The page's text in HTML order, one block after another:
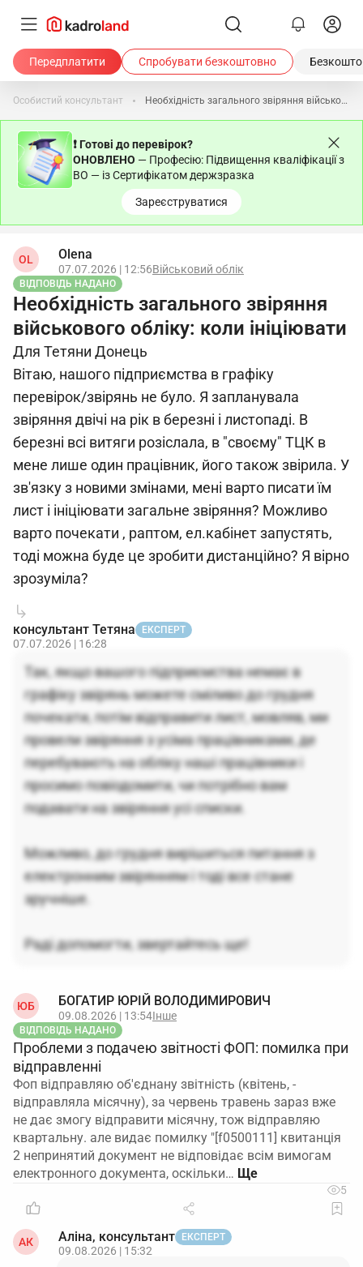
Передплатити Спробувати безкоштовно
Особистий консультант Необхідність загального звіряння військового обліку: коли ініціювати
❗ Готові до перевірок?
ОНОВЛЕНО — Професію: Підвищення кваліфікації з
ВО — із Сертифікатом держзразка
Зареєструватися
OL Olena
07.07.2026 | 12:56Військовий облік
ВІДПОВІДЬ НАДАНО
Необхідність загального звіряння
військового обліку: коли ініціювати
Для Тетяни Донець
Вітаю, нашого підприємства в графіку
перевірок/звірянь не було. Я запланувала
звіряння двічі на рік в березні і листопаді. В
березні всі витяги розіслала, в "своєму" ТЦК в
мене лише один працівник, його також звірила. У
зв'язку з новими змінами, мені варто писати їм
лист і ініціювати загальне звіряння? Можливо
варто почекати , раптом, ел.кабінет запустять,
тоді можна буде це зробити дистанційно? Я вірно
зрозуміла?
консультант Тетяна ЕКСПЕРТ
07.07.2026 | 16:28
Так, якщо вашого підприємства немає в
графіку звірянь можете сміливо до грудня
почекати, потім відправити лист, мовляв, ми
провели звіряння з усіма працівниками, де
перебувають на обліку наші працівники і
просимо повіодомити, чи потрібно вам
подавати на звіряння усі списки.
Можливо, до грудня вирішиться питання з
електронним звірянням і тоді все стане
зручніше.
Раді допомогти, звертайтесь ще!
ЮБ БОГАТИР ЮРІЙ ВОЛОДИМИРОВИЧ
09.08.2026 | 13:54Інше
ВІДПОВІДЬ НАДАНО
Проблеми з подачею звітності ФОП: помилка при
відправленні
Фоп відправляю об'єднану звітність (квітень, -
відправляла місячну), за червень травень зараз вже
не дає змогу відправити місячну, тож відправляю
квартальну. але видає помилку "[f0500111] квитанція
2 непринятий документ не відповідає всім вимогам
електронного документа, оскільки…
5
АК Аліна, консультант ЕКСПЕРТ
09.08.2026 | 15:32